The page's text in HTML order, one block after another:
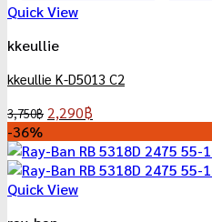
Quick View
kkeullie
kkeullie K-D5013 C2
3,750฿ Original
was:
3,750฿.
2,290฿
is:
2,290฿.
-36%
Quick View